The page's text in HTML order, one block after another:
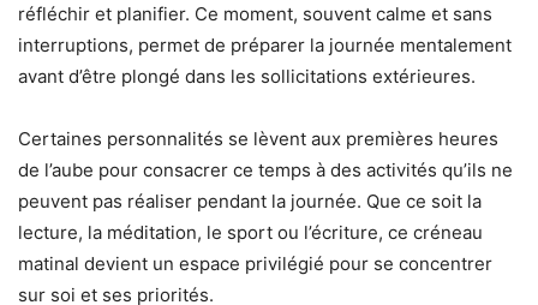
réfléchir et planifier. Ce moment, souvent calme et sans
interruptions, permet de préparer la journée mentalement
avant d’être plongé dans les sollicitations extérieures.
Certaines personnalités se lèvent aux premières heures
de l’aube pour consacrer ce temps à des activités qu’ils ne
peuvent pas réaliser pendant la journée. Que ce soit la
lecture, la méditation, le sport ou l’écriture, ce créneau
matinal devient un espace privilégié pour se concentrer
sur soi et ses priorités.